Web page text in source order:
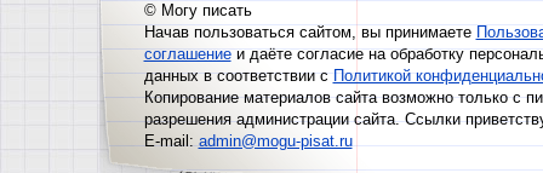
© Могу писать
Начав пользоваться сайтом, вы принимаете
соглашениеи даёте согласие на обработку
данных в соответствии сПолитикой
Копирование материалов сайта возможно только с
разрешения администрации сайта. Ссылки
E-mail:admin@mogu-pisat.ru